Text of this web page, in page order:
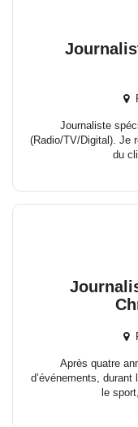
Journaliste
(Radio/TV/Digital). Je
du
Après quatre
d’événements, durant
le